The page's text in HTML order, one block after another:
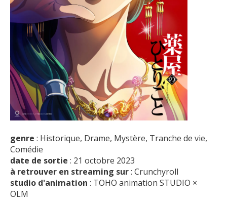
genre : Historique, Drame, Mystère, Tranche de vie,
Comédie
date de sortie : 21 octobre 2023
à retrouver en streaming sur: Crunchyroll
studio d'animation : TOHO animation STUDIO ×
OLM